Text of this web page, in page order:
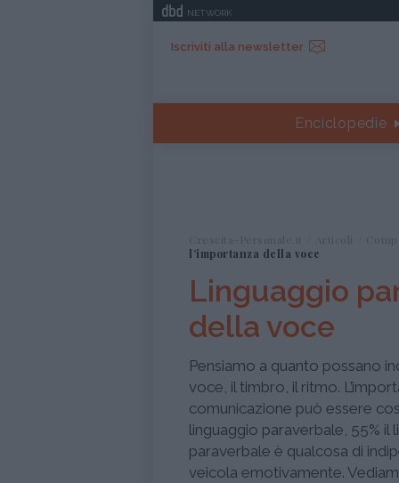
NETWORK
Iscriviti alla newsletter
Enciclopedie
l’importanza della voce
Linguaggio
della voce
Pensiamo a quanto possano
voce, il timbro, il ritmo.
comunicazione può essere
linguaggio paraverbale, 55%
paraverbale è qualcosa di
veicola emotivamente.